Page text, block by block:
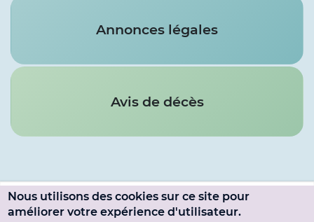
Annonces légales
Avis de décès
Menu SE CONNECTER
Nous utilisons des cookies sur ce site pour
améliorer votre expérience d'utilisateur.